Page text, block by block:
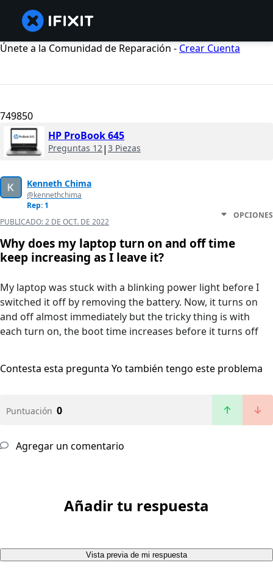
Únete a la Comunidad de Reparación - Crear Cuenta
749850
HP ProBook 645
Preguntas 12| 3 Piezas
Kenneth Chima
@kennethchima
Rep: 1
PUBLICADO:2 DE OCT. DE 2022
OPCIONES
Why does my laptop turn on and off time
keep increasing as I leave it?
My laptop was stuck with a blinking power light before I
switched it off by removing the battery. Now, it turns on
and off almost immediately but the tricky thing is with
each turn on, the boot time increases before it turns off
Contesta esta pregunta Yo también tengo este problema
Puntuación 0
Agregar un comentario
Añadir tu respuesta
Vista previa de mi respuesta